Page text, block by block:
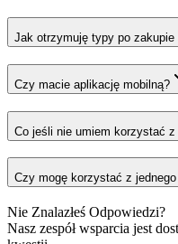
Jak otrzymuję typy po
Czy macie aplikację mobilną?
Co jeśli nie umiem korzystać
Czy mogę korzystać z
Nie Znalazłeś Odpowiedzi?
Nasz zespół wsparcia jest